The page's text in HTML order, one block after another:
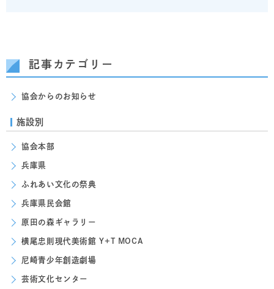
記事カテゴリー
協会からのお知らせ
施設別
協会本部
兵庫県
ふれあい文化の祭典
兵庫県民会館
原田の森ギャラリー
横尾忠則現代美術館 Y+T MOCA
尼崎青少年創造劇場
芸術文化センター